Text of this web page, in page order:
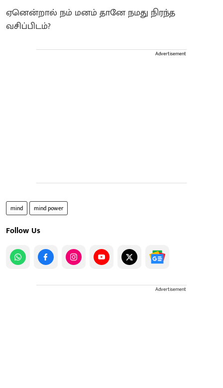
ஏனென்றால் நம் மனம் தானே நமது நிரந்த
வசிப்பிடம்?
Advertisement
mind mind power
Follow Us
Advertisement